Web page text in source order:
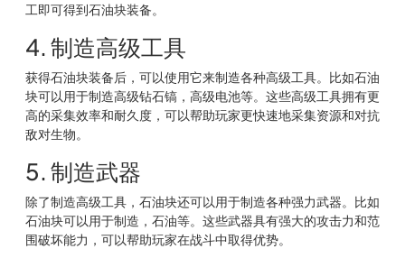
工即可得到石油块装备。
4. 制造高级工具
获得石油块装备后，可以使用它来制造各种高级工具。比如石油
块可以用于制造高级钻石镐，高级电池等。这些高级工具拥有更
高的采集效率和耐久度，可以帮助玩家更快速地采集资源和对抗
敌对生物。
5. 制造武器
除了制造高级工具，石油块还可以用于制造各种强力武器。比如
石油块可以用于制造，石油等。这些武器具有强大的攻击力和范
围破坏能力，可以帮助玩家在战斗中取得优势。